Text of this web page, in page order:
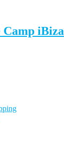
Camp iBiza